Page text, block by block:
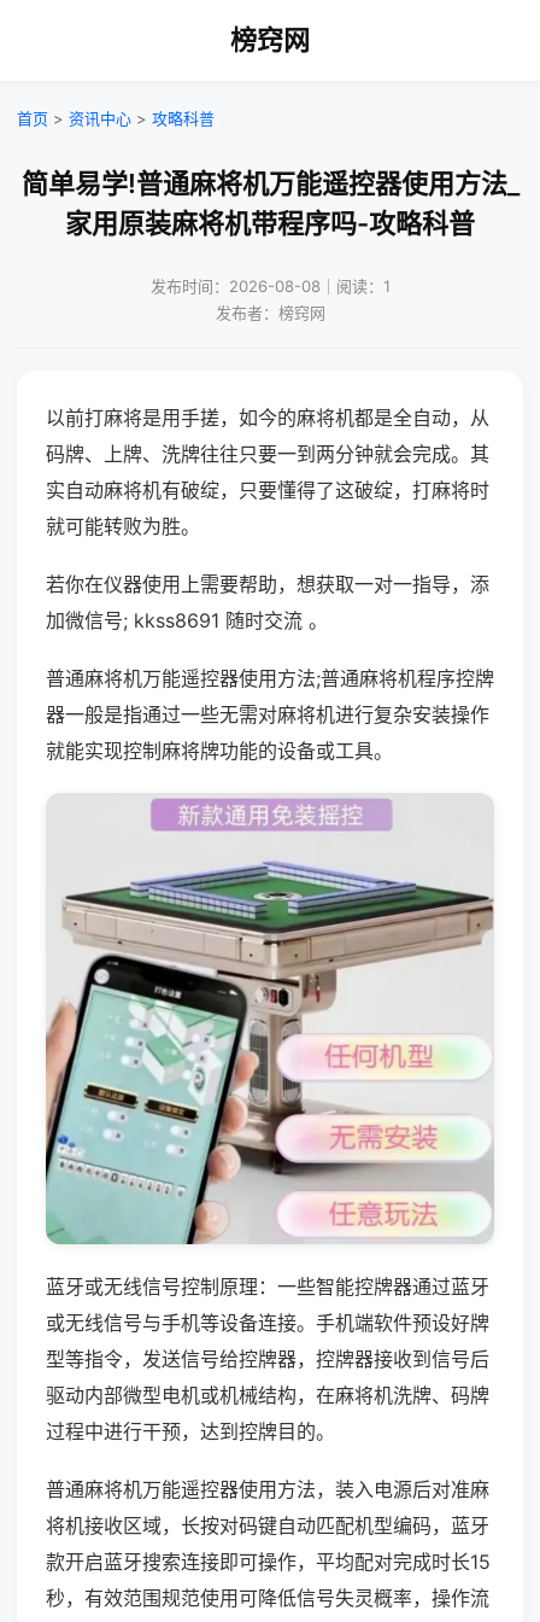
榜窍网
首页 > 资讯中心 > 攻略科普
简单易学!普通麻将机万能遥控器使用方法_
家用原装麻将机带程序吗-攻略科普
发布时间：2026-08-08｜阅读：1
发布者：榜窍网
以前打麻将是用手搓，如今的麻将机都是全自动，从
码牌、上牌、洗牌往往只要一到两分钟就会完成。其
实自动麻将机有破绽，只要懂得了这破绽，打麻将时
就可能转败为胜。
若你在仪器使用上需要帮助，想获取一对一指导，添
加微信号; kkss8691 随时交流 。
普通麻将机万能遥控器使用方法;普通麻将机程序控牌
器一般是指通过一些无需对麻将机进行复杂安装操作
就能实现控制麻将牌功能的设备或工具。
蓝牙或无线信号控制原理：一些智能控牌器通过蓝牙
或无线信号与手机等设备连接。手机端软件预设好牌
型等指令，发送信号给控牌器，控牌器接收到信号后
驱动内部微型电机或机械结构，在麻将机洗牌、码牌
过程中进行干预，达到控牌目的。
普通麻将机万能遥控器使用方法，装入电源后对准麻
将机接收区域，长按对码键自动匹配机型编码，蓝牙
款开启蓝牙搜索连接即可操作，平均配对完成时长15
秒，有效范围规范使用可降低信号失灵概率，操作流